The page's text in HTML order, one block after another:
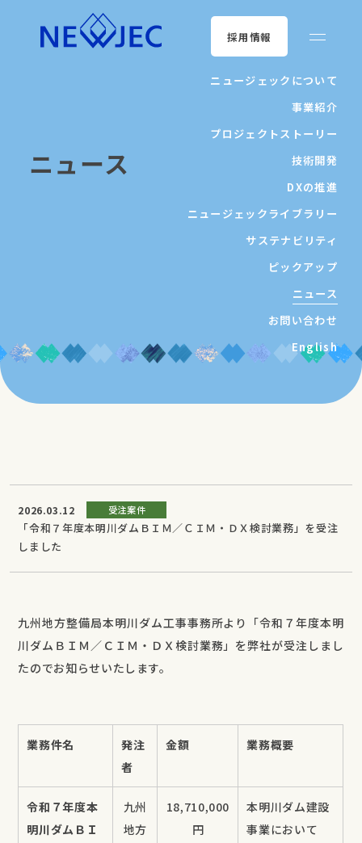
採用情報
ニュージェックについて
事業紹介
プロジェクトストーリー
技術開発
DXの推進
ニュージェックライブラリー
サステナビリティ
ピックアップ
ニュース
お問い合わせ
English
ニュース
2026.03.12 受注案件
「令和７年度本明川ダムＢＩＭ／ＣＩＭ・ＤＸ検討業務」を受注
しました
九州地方整備局本明川ダム工事事務所より「令和７年度本明
川ダムＢＩＭ／ＣＩＭ・ＤＸ検討業務」を弊社が受注しまし
たのでお知らせいたします。
業務件名
発注
者
金額 業務概要
令和７年度本
明川ダムＢＩ
九州
地方
18,710,000
円
本明川ダム建設
事業において